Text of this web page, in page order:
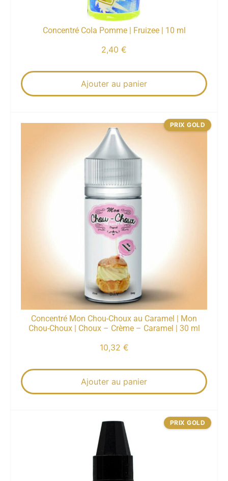
Concentré Cola Pomme | Fruizee | 10 ml
2,40 €
Ajouter au panier
Concentré Mon Chou-Choux au Caramel | Mon
Chou-Choux | Choux – Crème – Caramel | 30 ml
10,32 €
Ajouter au panier
PRIX GOLD
PRIX GOLD